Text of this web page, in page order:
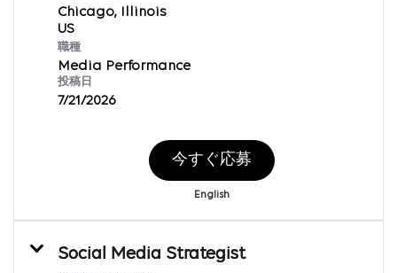
Chicago, Illinois
職種
Media Performance
投稿日
7/21/2026
今すぐ応募
English
Social Media Strategist